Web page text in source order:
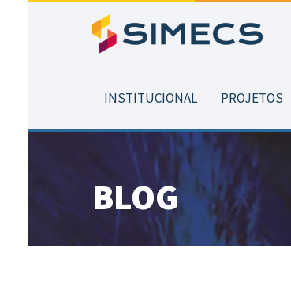
Blog
INSTITUCIONAL PROJETOS
BLOG